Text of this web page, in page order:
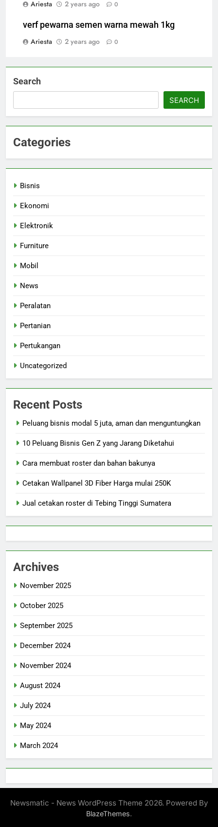
Ariesta
2 years ago 0
verf pewarna semen warna mewah 1kg
Ariesta
2 years ago 0
Search
SEARCH
Categories
Bisnis
Ekonomi
Elektronik
Furniture
Mobil
News
Peralatan
Pertanian
Pertukangan
Uncategorized
Recent Posts
Peluang bisnis modal 5 juta, aman dan menguntungkan
10 Peluang Bisnis Gen Z yang Jarang Diketahui
Cara membuat roster dan bahan bakunya
Cetakan Wallpanel 3D Fiber Harga mulai 250K
Jual cetakan roster di Tebing Tinggi Sumatera
Archives
November 2025
October 2025
September 2025
December 2024
November 2024
August 2024
July 2024
May 2024
March 2024
Newsmatic - News WordPress Theme 2026. Powered By
BlazeThemes.